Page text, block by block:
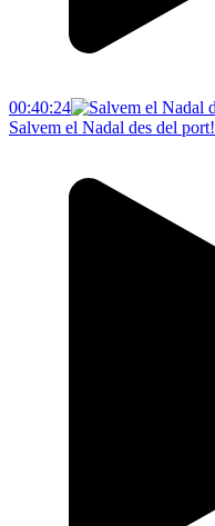
00:40:24
Salvem el Nadal des del port!